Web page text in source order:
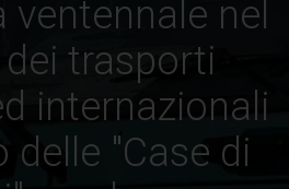
ventennale nel
trasporti
internazionali
delle "Case di